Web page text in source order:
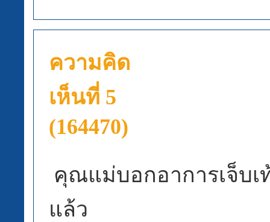
ความคิด
เห็นที่ 5
(164470)
คุณแม่บอกอาการเจ็บเ
แล้ว